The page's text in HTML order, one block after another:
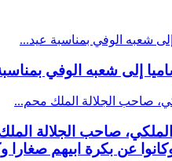
شعبه الوفي بمناسبة عيد...
إلى شعبه الوفي
صاحب الجلالة الملك محم...
صاحب الجلالة
عن بكرة ابيهم صغارا